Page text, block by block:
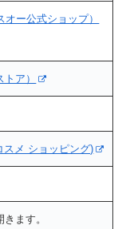
ー公式ショップ）
ア）
スメ ショッピング)
ます。